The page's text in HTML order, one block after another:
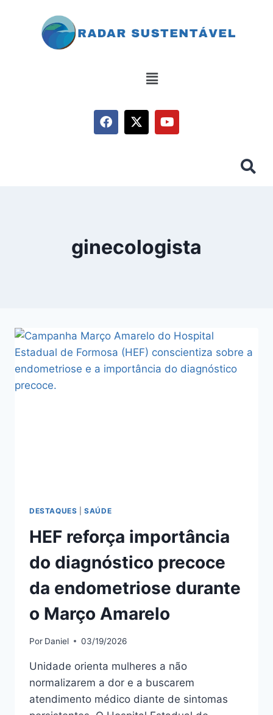
ginecologista
DESTAQUES |SAÚDE
HEF reforça importância
do diagnóstico precoce
da endometriose durante
o Março Amarelo
Por Daniel 03/19/2026
Unidade orienta mulheres a não
normalizarem a dor e a buscarem
atendimento médico diante de sintomas